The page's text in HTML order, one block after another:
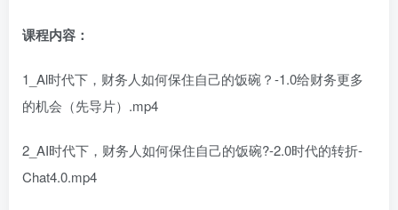
课程内容：
1_Al时代下，财务人如何保住自己的饭碗？-1.0给财务更多
的机会（先导片）.mp4
2_AI时代下，财务人如何保住自己的饭碗?-2.0时代的转折-
Chat4.0.mp4